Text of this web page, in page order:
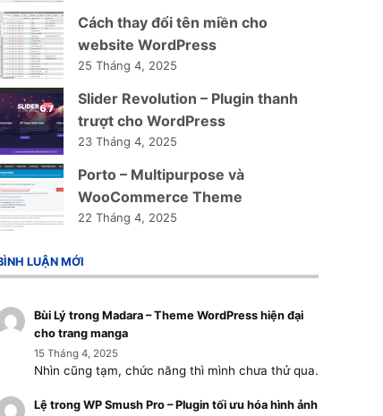
Cách thay đổi tên miền cho
website WordPress
25 Tháng 4, 2025
Slider Revolution – Plugin thanh
trượt cho WordPress
23 Tháng 4, 2025
Porto – Multipurpose và
WooCommerce Theme
22 Tháng 4, 2025
LUẬN MỚI
Bùi Lýtrong Madara – Theme WordPress hiện đại
cho trang manga
15 Tháng 4, 2025
Nhìn cũng tạm, chức năng thì mình chưa thử qua.
Lệtrong WP Smush Pro – Plugin tối ưu hóa hình ảnh